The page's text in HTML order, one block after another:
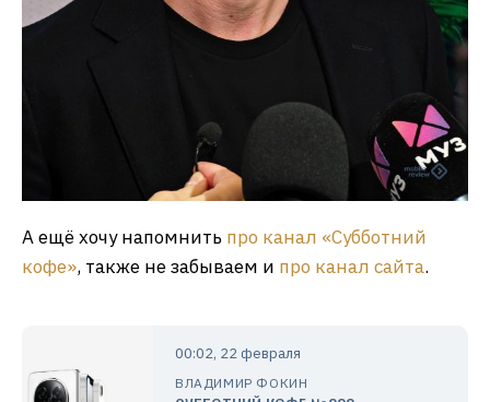
А ещё хочу напомнить про канал «Субботний
кофе», также не забываем и про канал сайта.
00:02, 22 февраля
ВЛАДИМИР ФОКИН